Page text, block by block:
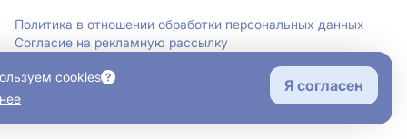
Политика в отношении обработки персональных данных
Согласие на рекламную рассылку
cookies
Я согласен